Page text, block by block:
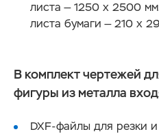
листа — 1250 х 2500
листа бумаги — 210 х
В комплект чертежей
фигуры из металла
DXF-файлы для резки